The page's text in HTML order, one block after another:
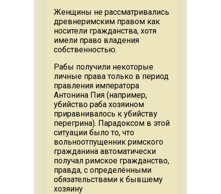
Женщины не рассматривались
древнеримским правом как
носители гражданства, хотя
имели право владения
собственностью.
Рабы получили некоторые
личные права только в период
правления императора
Антонина Пия (например,
убийство раба хозяином
приравнивалось к убийству
перегрина). Парадоксом в этой
ситуации было то, что
вольноотпущенник римского
гражданина автоматически
получал римское гражданство,
правда, с определёнными
обязательствами к бывшему
хозяину